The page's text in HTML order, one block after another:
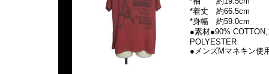
*着丈 約66.5cm
*身幅 約59.0cm
●素材●90%
POLYESTER
●メンズMマネキン使